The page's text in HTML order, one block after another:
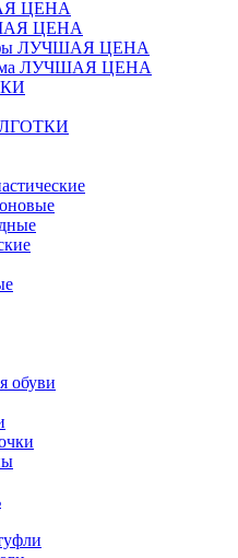
ЦЕНА
ЦЕНА
ЛУЧШАЯ ЦЕНА
ЛУЧШАЯ ЦЕНА
обуви